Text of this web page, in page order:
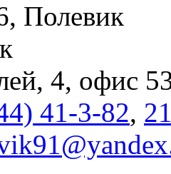
Полевик
4, офис
41-3-82,